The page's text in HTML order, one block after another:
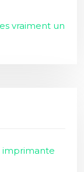
vraiment un
imprimante